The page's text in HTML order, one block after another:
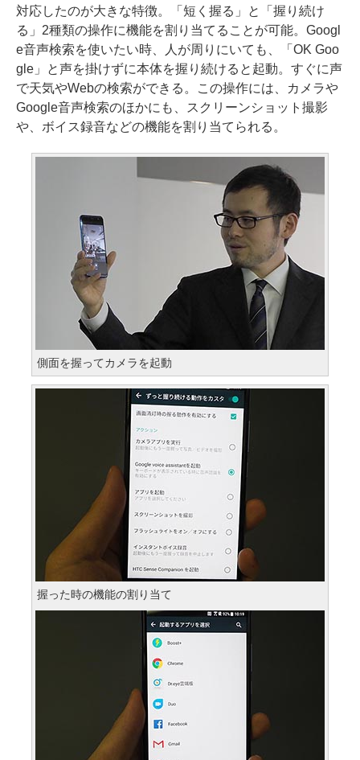
対応したのが大きな特徴。「短く握る」と「握り続け
る」2種類の操作に機能を割り当てることが可能。Googl
e音声検索を使いたい時、人が周りにいても、「OK Goo
gle」と声を掛けずに本体を握り続けると起動。すぐに声
で天気やWebの検索ができる。この操作には、カメラや
Google音声検索のほかにも、スクリーンショット撮影
や、ボイス録音などの機能を割り当てられる。
側面を握ってカメラを起動
握った時の機能の割り当て